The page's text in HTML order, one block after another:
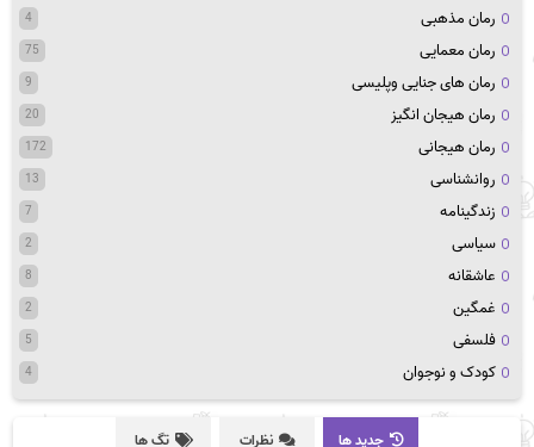
رمان مذهبی 4
رمان معمایی 75
رمان های جنایی وپلیسی 9
رمان هیجان انگیز 20
رمان هیجانی 172
روانشناسی 13
زندگینامه 7
سیاسی 2
عاشقانه 8
غمگین 2
فلسفی 5
کودک و نوجوان 4
جدید ها نظرات تگ ها